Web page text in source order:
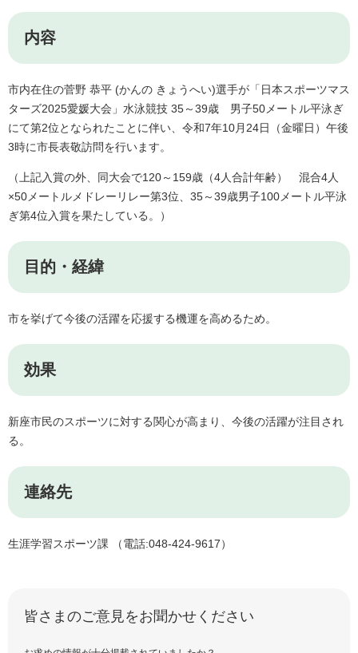
内容
市内在住の菅野 恭平 (かんの きょうへい)選手が「日本スポーツマス
ターズ2025愛媛大会」水泳競技 35～39歳 男子50メートル平泳ぎ
にて第2位となられたことに伴い、令和7年10月24日（金曜日）午後
3時に市長表敬訪問を行います。
（上記入賞の外、同大会で120～159歳（4人合計年齢） 混合4人
×50メートルメドレーリレー第3位、35～39歳男子100メートル平泳
ぎ第4位入賞を果たしている。）
目的・経緯
市を挙げて今後の活躍を応援する機運を高めるため。
効果
新座市民のスポーツに対する関心が高まり、今後の活躍が注目され
る。
連絡先
生涯学習スポーツ課 （電話:048‐424‐9617）
皆さまのご意見をお聞かせください